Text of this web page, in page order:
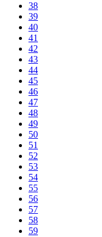
38
39
40
41
42
43
44
45
46
47
48
49
50
51
52
53
54
55
56
57
58
59